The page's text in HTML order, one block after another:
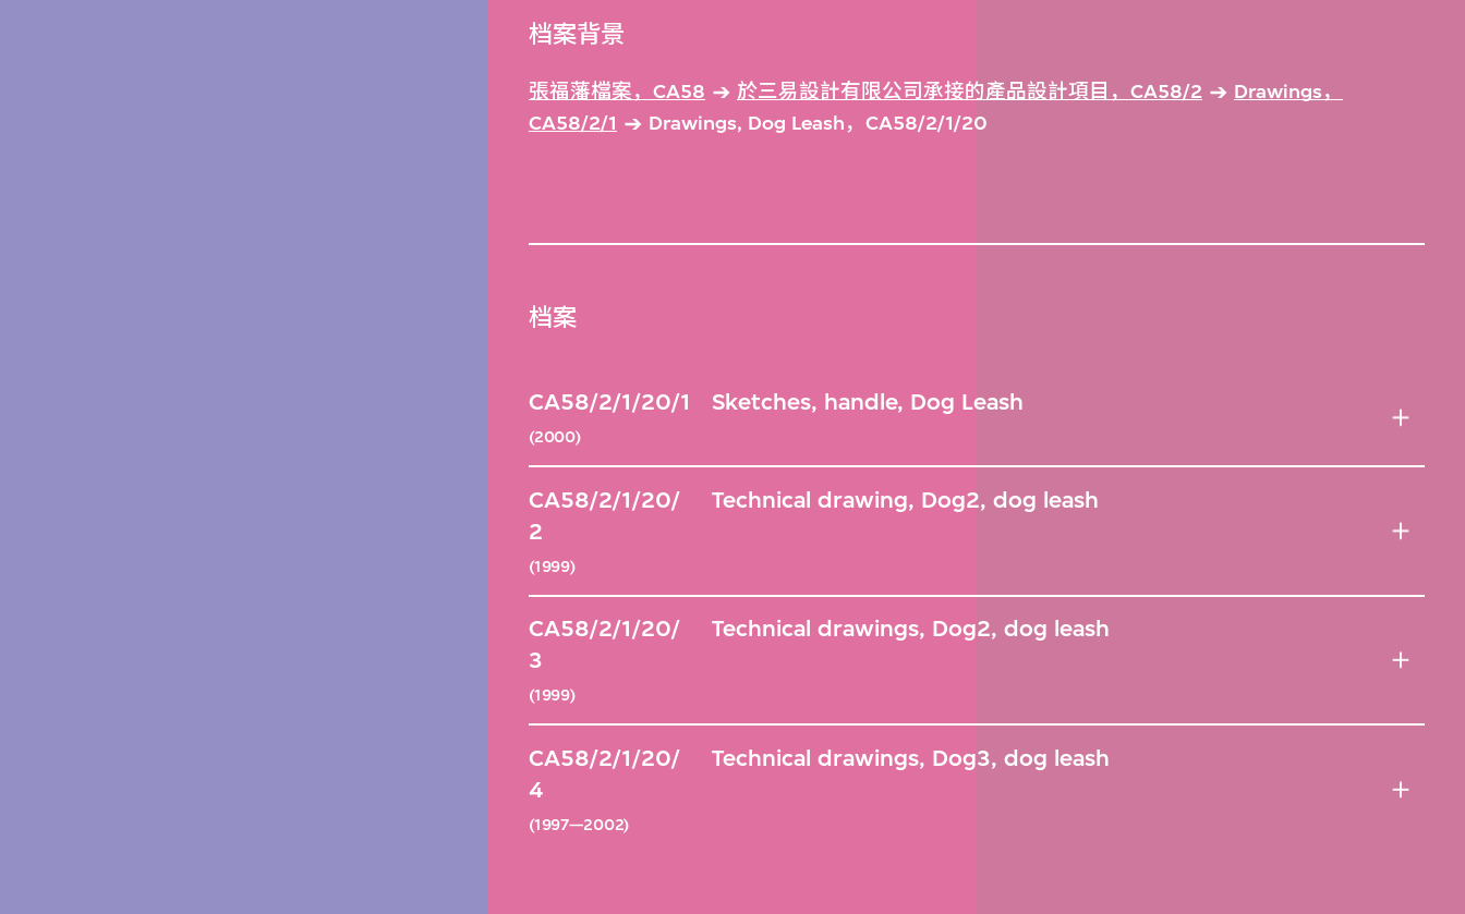
档案背景
張福藩檔案，CA58 於三易設計有限公司承接的產品設計項目，CA58/2
Drawings，
CA58/2/1
Drawings, Dog Leash，CA58/2/1/20
档案
CA58/2/1/20/1
(2000)
Sketches, handle, Dog Leash
CA58/2/1/20/
2
(1999)
Technical drawing, Dog2, dog leash
CA58/2/1/20/
3
(1999)
Technical drawings, Dog2, dog leash
CA58/2/1/20/
4
(1997—2002)
Technical drawings, Dog3, dog leash